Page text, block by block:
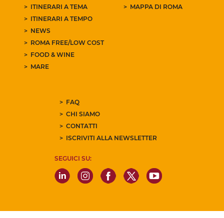
ITINERARI A TEMA
ITINERARI A TEMPO
NEWS
ROMA FREE/LOW COST
FOOD & WINE
MARE
MAPPA DI ROMA
FAQ
CHI SIAMO
CONTATTI
ISCRIVITI ALLA NEWSLETTER
SEGUICI SU: